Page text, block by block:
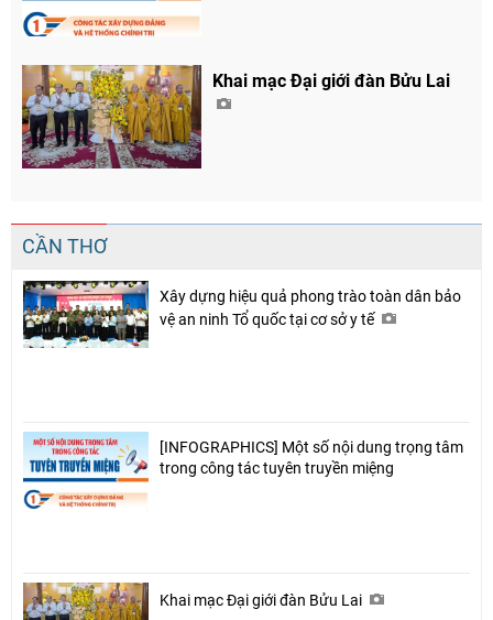
Khai mạc Đại giới đàn Bửu Lai
CẦN THƠ
Xây dựng hiệu quả phong trào toàn dân bảo
vệ an ninh Tổ quốc tại cơ sở y tế
[INFOGRAPHICS] Một số nội dung trọng tâm
trong công tác tuyên truyền miệng
Khai mạc Đại giới đàn Bửu Lai